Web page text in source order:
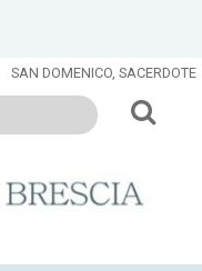
SAN DOMENICO, SACERDOTE